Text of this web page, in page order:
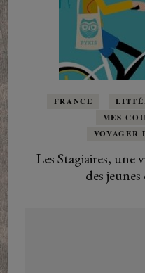
FRANCE
MES
VOYAGER
Les Stagiaires, une
des